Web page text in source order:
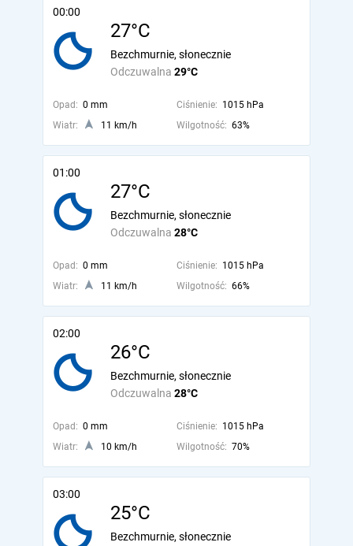
00:00
27°C
Odczuwalna 29°C
Bezchmurnie, słonecznie
Opad: 0 mm Ciśnienie: 1015 hPa
Wiatr:
11 km/h Wilgotność: 63%
01:00
27°C
Odczuwalna 28°C
Bezchmurnie, słonecznie
Opad: 0 mm Ciśnienie: 1015 hPa
Wiatr:
11 km/h Wilgotność: 66%
02:00
26°C
Odczuwalna 28°C
Bezchmurnie, słonecznie
Opad: 0 mm Ciśnienie: 1015 hPa
Wiatr:
10 km/h Wilgotność: 70%
03:00
25°C
Bezchmurnie, słonecznie